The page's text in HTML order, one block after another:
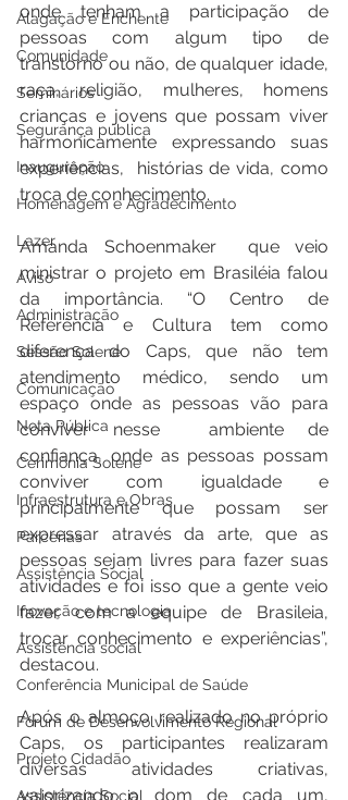
Alagação e Enchente
Comunidade
Seminários
Segurança pública
Inauguração
Homenagem e Agradecimento
Lazer
Aviso
Administração
Sessão Solene
Comunicação
Nota Pública
Cerimônia Solene
Infraestrutura e Obras
Parcerias
Assistência Social
Inovação e tecnologia
Assistência social
Conferência Municipal de Saúde
Fórum de Desenvolvimento Regional
Projeto Cidadão
Assistência Social
onde tenham a participação de
pessoas com algum tipo de
transtorno ou não, de qualquer idade,
raça, religião, mulheres, homens
crianças e jovens que possam viver
harmonicamente expressando suas
experiências,  histórias de vida, como
troca de conhecimento.
Amanda Schoenmaker  que veio
ministrar o projeto em Brasiléia falou
da importância. “O Centro de
Referência e Cultura tem como
diferença do Caps, que não tem
atendimento médico, sendo um
espaço onde as pessoas vão para
conviver nesse  ambiente de
confiança, onde as pessoas possam
conviver com igualdade e
principalmente que possam ser
expressar através da arte, que as
pessoas sejam livres para fazer suas
atividades e foi isso que a gente veio
fazer com a equipe de Brasileia,
trocar conhecimento e experiências”,
destacou.
Após o almoço realizado no próprio
Caps, os participantes realizaram
diversas atividades criativas,
valorizando o dom de cada um,